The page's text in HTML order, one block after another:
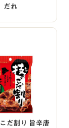
だれ
だ割り 旨辛唐